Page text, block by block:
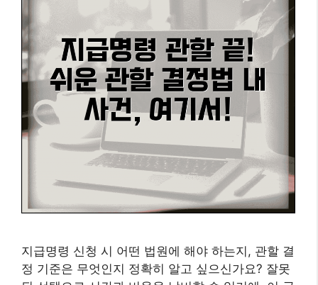
지급명령 신청 시 어떤 법원에 해야 하는지, 관할 결
정 기준은 무엇인지 정확히 알고 싶으신가요? 잘못